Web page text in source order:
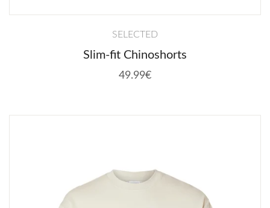
SELECTED
Slim-fit Chinoshorts
49.99€